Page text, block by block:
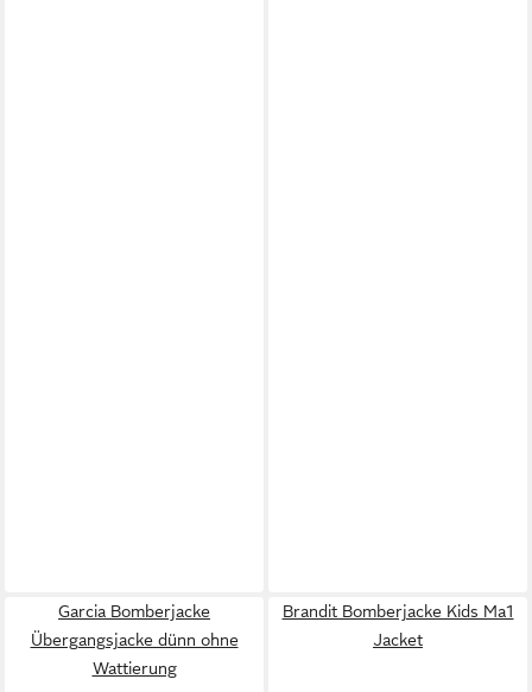
Garcia Bomberjacke
Übergangsjacke dünn ohne
Wattierung
Brandit Bomberjacke Kids Ma1
Jacket